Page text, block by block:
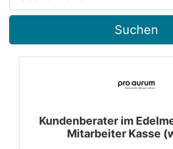
Suchen
Kundenberater im
Mitarbeiter Kasse